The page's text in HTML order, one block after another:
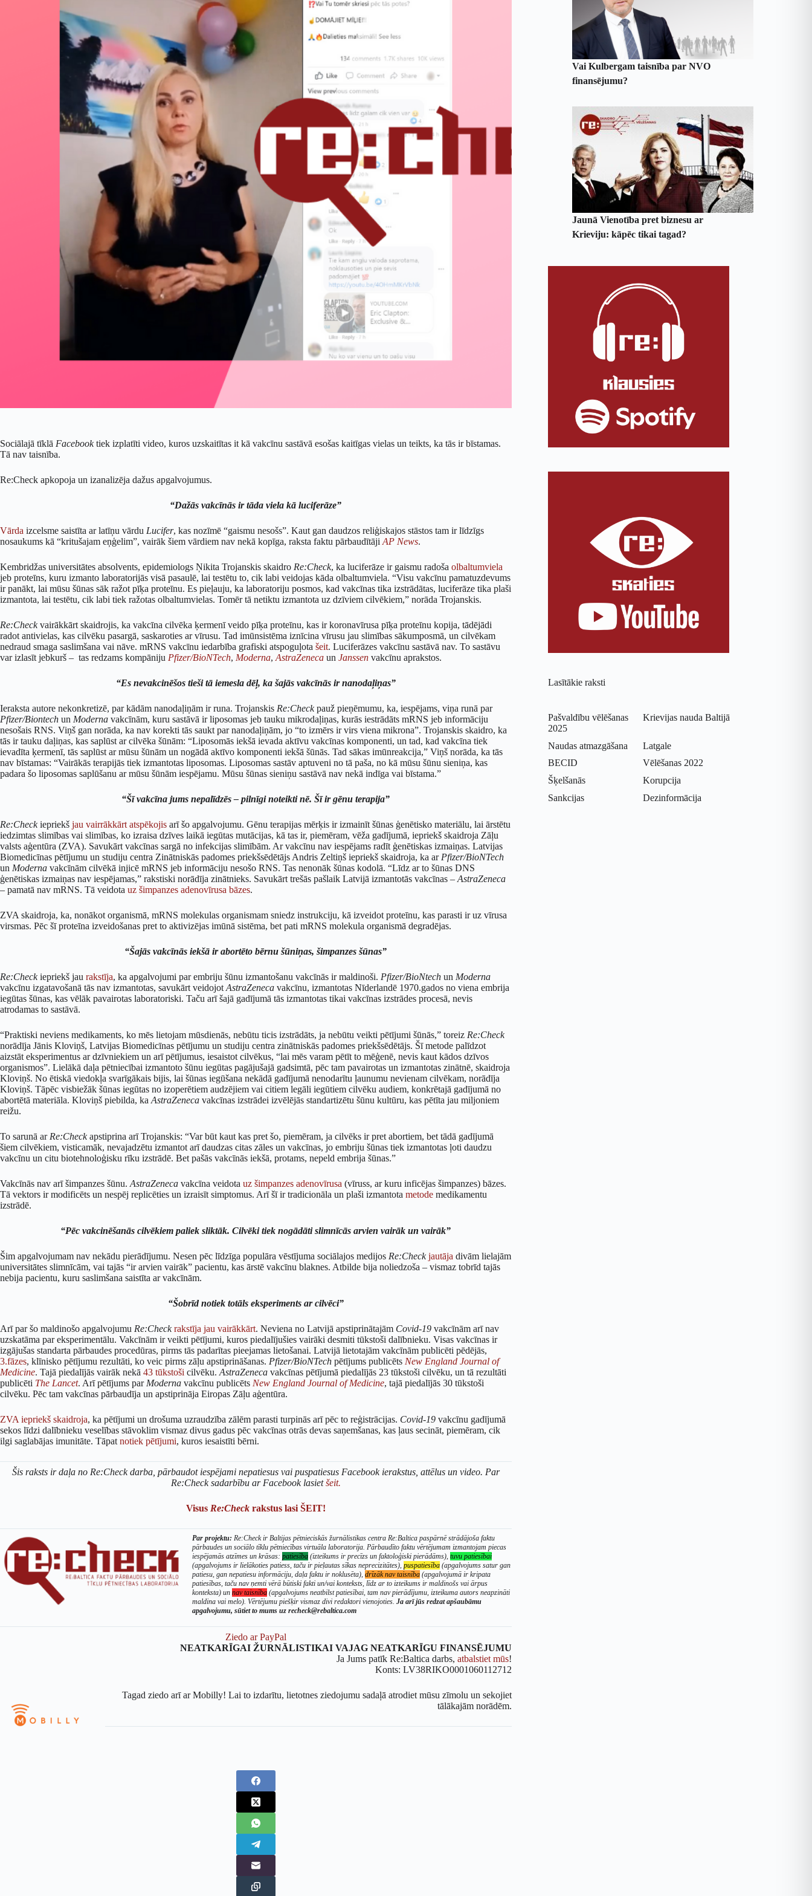
Sociālajā tīklā Facebooktiek izplatīti video, kuros uzskaitītas it kā vakcīnu sastāvā esošas kaitīgas vielas un teikts, ka tās ir bīstamas.
Tā nav taisnība.
Re:Check apkopoja un izanalizēja dažus apgalvojumus.
“Dažās vakcīnās ir tāda viela kā luciferāze”
Vārda izcelsme saistīta ar latīņu vārdu Lucifer, kas nozīmē “gaismu nesošs”. Kaut gan daudzos reliģiskajos stāstos tam ir līdzīgs
nosaukums kā “kritušajam eņģelim”, vairāk šiem vārdiem nav nekā kopīga, raksta faktu pārbaudītāji AP News.
Kembridžas universitātes absolvents, epidemiologs Ņikita Trojanskis skaidro Re:Check, ka luciferāze ir gaismu radoša olbaltumviela
jeb proteīns, kuru izmanto laboratorijās visā pasaulē, lai testētu to, cik labi veidojas kāda olbaltumviela. “Visu vakcīnu pamatuzdevums
ir panākt, lai mūsu šūnas sāk ražot pīķa proteīnu. Es pieļauju, ka laboratoriju posmos, kad vakcīnas tika izstrādātas, luciferāze tika plaši
izmantota, lai testētu, cik labi tiek ražotas olbaltumvielas. Tomēr tā netiktu izmantota uz dzīviem cilvēkiem,” norāda Trojanskis.
Re:Checkvairākkārt skaidrojis, ka vakcīna cilvēka ķermenī veido pīķa proteīnu, kas ir koronavīrusa pīķa proteīnu kopija, tādējādi
radot antivielas, kas cilvēku pasargā, saskaroties ar vīrusu. Tad imūnsistēma iznīcina vīrusu jau slimības sākumposmā, un cilvēkam
nedraud smaga saslimšana vai nāve. mRNS vakcīnu iedarbība grafiski atspoguļota šeit. Luciferāzes vakcīnu sastāvā nav. To sastāvu
var izlasīt jebkurš – tas redzams kompāniju Pfizer/BioNTech, Moderna, AstraZeneca un Janssen vakcīnu aprakstos.
“Es nevakcinēšos tieši tā iemesla dēļ, ka šajās vakcīnās ir nanodaļiņas”
Ieraksta autore nekonkretizē, par kādām nanodaļiņām ir runa. Trojanskis Re:Checkpauž pieņēmumu, ka, iespējams, viņa runā par
Pfizer/Biontech un Moderna vakcīnām, kuru sastāvā ir liposomas jeb tauku mikrodaļiņas, kurās iestrādāts mRNS jeb informāciju
nesošais RNS. Viņš gan norāda, ka nav korekti tās saukt par nanodaļiņām, jo “to izmērs ir virs viena mikrona”. Trojanskis skaidro, ka
tās ir tauku daļiņas, kas saplūst ar cilvēka šūnām: “Liposomās iekšā ievada aktīvu vakcīnas komponenti, un tad, kad vakcīna tiek
ievadīta ķermenī, tās saplūst ar mūsu šūnām un nogādā aktīvo komponenti iekšā šūnās. Tad sākas imūnreakcija,” Viņš norāda, ka tās
nav bīstamas: “Vairākās terapijās tiek izmantotas liposomas. Liposomas sastāv aptuveni no tā paša, no kā mūsu šūnu sieniņa, kas
padara šo liposomas saplūšanu ar mūsu šūnām iespējamu. Mūsu šūnas sieniņu sastāvā nav nekā indīga vai bīstama.”
“Šī vakcīna jums nepalīdzēs – pilnīgi noteikti nē. Šī ir gēnu terapija”
Re:Checkiepriekš jau vairrākkārt atspēkojis arī šo apgalvojumu. Gēnu terapijas mērķis ir izmainīt šūnas ģenētisko materiālu, lai ārstētu
iedzimtas slimības vai slimības, ko izraisa dzīves laikā iegūtas mutācijas, kā tas ir, piemēram, vēža gadījumā, iepriekš skaidroja Zāļu
valsts aģentūra (ZVA). Savukārt vakcīnas sargā no infekcijas slimībām. Ar vakcīnu nav iespējams radīt ģenētiskas izmaiņas. Latvijas
Biomedicīnas pētījumu un studiju centra Zinātniskās padomes priekšsēdētājs Andris Zeltiņš iepriekš skaidroja, ka ar Pfizer/BioNTech
un Moderna vakcīnām cilvēkā injicē mRNS jeb informāciju nesošo RNS. Tas nenonāk šūnas kodolā. “Līdz ar to šūnas DNS
ģenētiskas izmaiņas nav iespējamas,” rakstiski norādīja zinātnieks. Savukārt trešās pašlaik Latvijā izmantotās vakcīnas – AstraZeneca
– pamatā nav mRNS. Tā veidota uz šimpanzes adenovīrusa bāzes.
ZVA skaidroja, ka, nonākot organismā, mRNS molekulas organismam sniedz instrukciju, kā izveidot proteīnu, kas parasti ir uz vīrusa
virsmas. Pēc šī proteīna izveidošanas pret to aktivizējas imūnā sistēma, bet pati mRNS molekula organismā degradējas.
“Šajās vakcīnās iekšā ir abortēto bērnu šūniņas, šimpanzes šūnas”
Re:Checkiepriekš jau rakstīja, ka apgalvojumi par embriju šūnu izmantošanu vakcīnās ir maldinoši. Pfizer/BioNtech un Moderna
vakcīnu izgatavošanā tās nav izmantotas, savukārt veidojot AstraZeneca vakcīnu, izmantotas Nīderlandē 1970.gados no viena embrija
iegūtas šūnas, kas vēlāk pavairotas laboratoriski. Taču arī šajā gadījumā tās izmantotas tikai vakcīnas izstrādes procesā, nevis
atrodamas to sastāvā.
“Praktiski neviens medikaments, ko mēs lietojam mūsdienās, nebūtu ticis izstrādāts, ja nebūtu veikti pētījumi šūnās,” toreiz Re:Check
norādīja Jānis Kloviņš, Latvijas Biomedicīnas pētījumu un studiju centra zinātniskās padomes priekšsēdētājs. Šī metode palīdzot
aizstāt eksperimentus ar dzīvniekiem un arī pētījumus, iesaistot cilvēkus, “lai mēs varam pētīt to mēģenē, nevis kaut kādos dzīvos
organismos”. Lielākā daļa pētniecībai izmantoto šūnu iegūtas pagājušajā gadsimtā, pēc tam pavairotas un izmantotas zinātnē, skaidroja
Kloviņš. No ētiskā viedokļa svarīgākais bijis, lai šūnas iegūšana nekādā gadījumā nenodarītu ļaunumu nevienam cilvēkam, norādīja
Kloviņš. Tāpēc visbiežāk šūnas iegūtas no izoperētiem audzējiem vai citiem legāli iegūtiem cilvēku audiem, konkrētajā gadījumā no
abortētā materiāla. Kloviņš piebilda, ka AstraZeneca vakcīnas izstrādei izvēlējās standartizētu šūnu kultūru, kas pētīta jau miljoniem
reižu.
To sarunā ar Re:Checkapstiprina arī Trojanskis: “Var būt kaut kas pret šo, piemēram, ja cilvēks ir pret abortiem, bet tādā gadījumā
šiem cilvēkiem, visticamāk, nevajadzētu izmantot arī daudzas citas zāles un vakcīnas, jo embriju šūnas tiek izmantotas ļoti daudzu
vakcīnu un citu biotehnoloģisku rīku izstrādē. Bet pašās vakcīnās iekšā, protams, nepeld embrija šūnas.”
Vakcīnās nav arī šimpanzes šūnu. AstraZeneca vakcīna veidota uz šimpanzes adenovīrusa (vīruss, ar kuru inficējas šimpanzes) bāzes.
Tā vektors ir modificēts un nespēj replicēties un izraisīt simptomus. Arī šī ir tradicionāla un plaši izmantota metode medikamentu
izstrādē.
“Pēc vakcinēšanās cilvēkiem paliek sliktāk. Cilvēki tiek nogādāti slimnīcās arvien vairāk un vairāk”
Šim apgalvojumam nav nekādu pierādījumu. Nesen pēc līdzīga populāra vēstījuma sociālajos medijos Re:Check jautāja divām lielajām
universitātes slimnīcām, vai tajās “ir arvien vairāk” pacientu, kas ārstē vakcīnu blaknes. Atbilde bija noliedzoša – vismaz tobrīd tajās
nebija pacientu, kuru saslimšana saistīta ar vakcīnām.
“Šobrīd notiek totāls eksperiments ar cilvēci”
Arī par šo maldinošo apgalvojumu Re:Check rakstīja jau vairākkārt. Neviena no Latvijā apstiprinātajām Covid-19 vakcīnām arī nav
uzskatāma par eksperimentālu. Vakcīnām ir veikti pētījumi, kuros piedalījušies vairāki desmiti tūkstoši dalībnieku. Visas vakcīnas ir
izgājušas standarta pārbaudes procedūras, pirms tās padarītas pieejamas lietošanai. Latvijā lietotajām vakcīnām publicēti pēdējās,
3.fāzes, klīnisko pētījumu rezultāti, ko veic pirms zāļu apstiprināšanas. Pfizer/BioNTech pētījums publicēts New England Journal of
Medicine. Tajā piedalījās vairāk nekā 43 tūkstoši cilvēku. AstraZeneca vakcīnas pētījumā piedalījās 23 tūkstoši cilvēku, un tā rezultāti
publicēti The Lancet. Arī pētījums par Moderna vakcīnu publicēts New England Journal of Medicine, tajā piedalījās 30 tūkstoši
cilvēku. Pēc tam vakcīnas pārbaudīja un apstiprināja Eiropas Zāļu aģentūra.
ZVA iepriekš skaidroja, ka pētījumi un drošuma uzraudzība zālēm parasti turpinās arī pēc to reģistrācijas. Covid-19 vakcīnu gadījumā
sekos līdzi dalībnieku veselības stāvoklim vismaz divus gadus pēc vakcīnas otrās devas saņemšanas, kas ļaus secināt, piemēram, cik
ilgi saglabājas imunitāte. Tāpat notiek pētījumi, kuros iesaistīti bērni.
Šis raksts ir daļa no Re:Check darba, pārbaudot iespējami nepatiesus vai puspatiesus Facebook ierakstus, attēlus un video. Par
Re:Check sadarbību ar Facebook lasietšeit.
Visus Re:Checkrakstus lasi ŠEIT!
Par projektu: Re:Check ir Baltijas pētnieciskās žurnālistikas centra Re:Baltica paspārnē strādājoša faktu
pārbaudes un sociālo tīklu pētniecības virtuāla laboratorija. Pārbaudīto faktu vērtējumam izmantojam piecas
iespējamās atzīmes un krāsas: patiesība (izteikums ir precīzs un faktoloģiski pierādāms), tuvu patiesībai
(apgalvojums ir lielākoties patiess, taču ir pieļautas sīkas neprecizitātes), puspatiesība (apgalvojums satur gan
patiesu, gan nepatiesu informāciju, daļa faktu ir noklusēta), drīzāk nav taisnība (apgalvojumā ir kripata
patiesības, taču nav ņemti vērā būtiski fakti un/vai konteksts, līdz ar to izteikums ir maldinošs vai ārpus
konteksta) un nav taisnība (apgalvojums neatbilst patiesībai, tam nav pierādījumu, izteikuma autors neapzināti
maldina vai melo). Vērtējumu piešķir vismaz divi redaktori vienojoties. Ja arī jūs redzat apšaubāmu
apgalvojumu, sūtiet to mums uz recheck@rebaltica.com
Ziedo ar PayPal
NEATKARĪGAI ŽURNĀLISTIKAI VAJAG NEATKARĪGU FINANSĒJUMU
Ja Jums patīk Re:Baltica darbs, atbalstiet mūs!
Konts: LV38RIKO0001060112712
Tagad ziedo arī ar Mobilly! Lai to izdarītu, lietotnes ziedojumu sadaļā atrodiet mūsu zīmolu un sekojiet
tālākajām norādēm.
Vai Kulbergam taisnība par NVO
finansējumu?
Jaunā Vienotība pret biznesu ar
Krieviju: kāpēc tikai tagad?
Lasītākie raksti
Pašvaldību vēlēšanas
2025
Krievijas nauda Baltijā
Naudas atmazgāšana
Latgale
BECID
Vēlēšanas 2022
Šķelšanās
Korupcija
Sankcijas
Dezinformācija